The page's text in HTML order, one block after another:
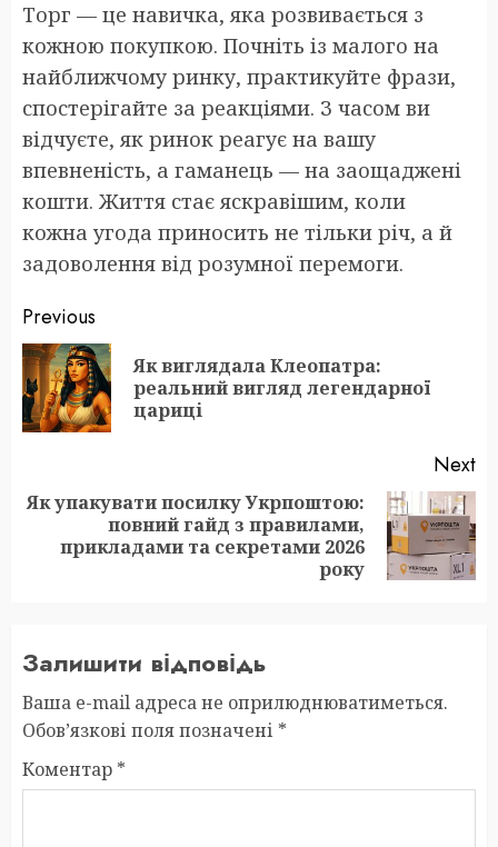
Торг — це навичка, яка розвивається з
кожною покупкою. Почніть із малого на
найближчому ринку, практикуйте фрази,
спостерігайте за реакціями. З часом ви
відчуєте, як ринок реагує на вашу
впевненість, а гаманець — на заощаджені
кошти. Життя стає яскравішим, коли
кожна угода приносить не тільки річ, а й
задоволення від розумної перемоги.
Post
navigation
Previous
Як виглядала Клеопатра:
реальний вигляд легендарної
цариці
Next
post:
Як упакувати посилку Укрпоштою:
повний гайд з правилами,
прикладами та секретами 2026
року
Залишити відповідь
Ваша e-mail адреса не оприлюднюватиметься.
Обов’язкові поля позначені *
Коментар *